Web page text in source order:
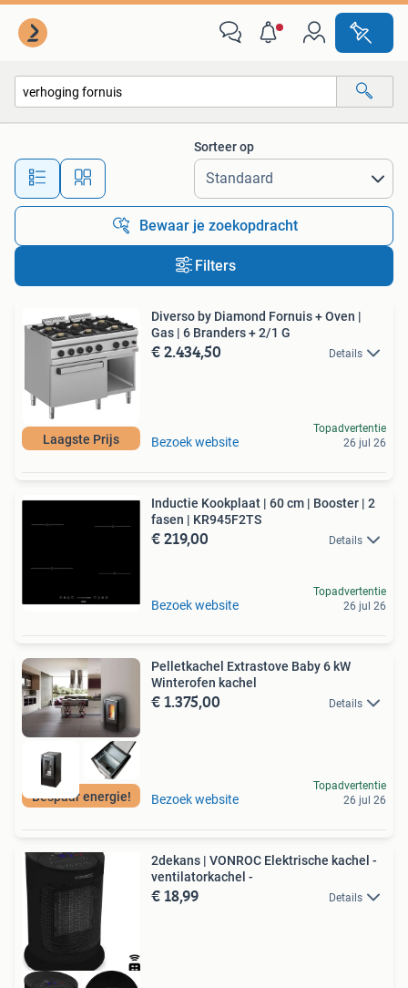
Alle afstanden…
Sorteer op
Bewaar je zoekopdracht
Filters
Laagste Prijs
Diverso by Diamond Fornuis + Oven |
Gas | 6 Branders + 2/1 G
€ 2.434,50 Details
Bezoek website
Topadvertentie
26 jul 26
Inductie Kookplaat | 60 cm | Booster | 2
fasen | KR945F2TS
€ 219,00 Details
Bezoek website
Topadvertentie
26 jul 26
Bespaar energie!
Pelletkachel Extrastove Baby 6 kW
Winterofen kachel
€ 1.375,00 Details
Bezoek website
Topadvertentie
26 jul 26
2dekans | VONROC Elektrische kachel -
ventilatorkachel -
€ 18,99 Details